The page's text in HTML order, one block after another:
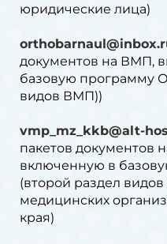
юридические лица)
документов на ВМП,
базовую программу
видов ВМП))
vmp_mz_kkb@alt-
пакетов документов
включенную в
(второй раздел
медицинских
края)